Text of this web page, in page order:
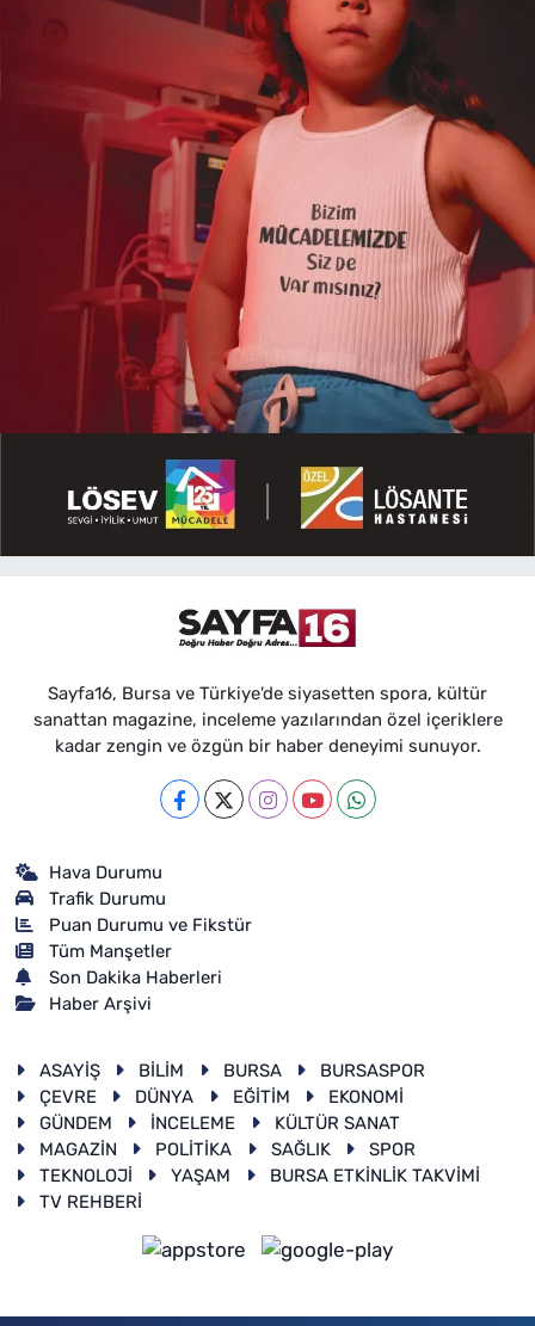
Sayfa16, Bursa ve Türkiye'de siyasetten spora, kültür
sanattan magazine, inceleme yazılarından özel içeriklere
kadar zengin ve özgün bir haber deneyimi sunuyor.
Hava Durumu
Trafik Durumu
Puan Durumu ve Fikstür
Tüm Manşetler
Son Dakika Haberleri
Haber Arşivi
ASAYİŞ BİLİM BURSA
BURSASPOR
ÇEVRE
DÜNYA EĞİTİM
EKONOMİ
GÜNDEM
İNCELEME
KÜLTÜR SANAT
MAGAZİN
POLİTİKA SAĞLIK
SPOR
TEKNOLOJİ
YAŞAM
BURSA ETKİNLİK TAKVİMİ
TV REHBERİ